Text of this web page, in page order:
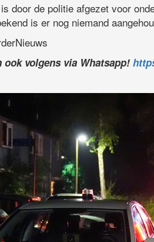
door de politie afgezet voor
is er nog niemand
ook volgens via Whatsapp!